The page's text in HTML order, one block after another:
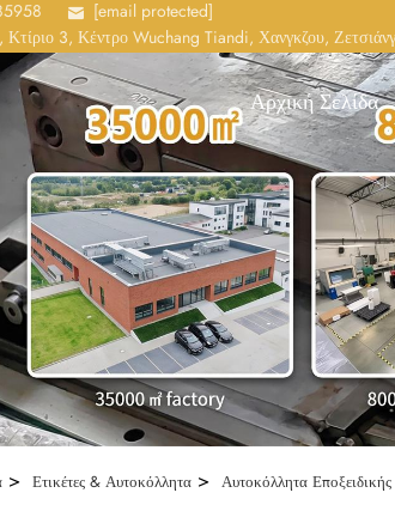
[email protected]
3, Κέντρο Wuchang Tiandi, Χανγκζου,
Αρχική Σελίδα
> Ετικέτες & Αυτοκόλλητα > Αυτοκόλλητα Εποξειδικής